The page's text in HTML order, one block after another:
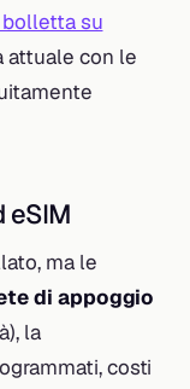
su
attuale con le
eSIM
ma le
di appoggio
la
costi